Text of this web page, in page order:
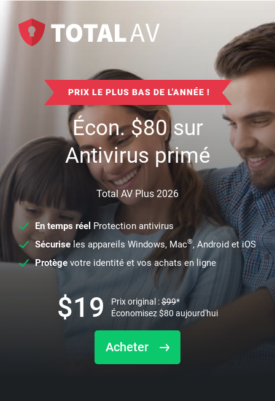
PRIX LE PLUS BAS DE L'ANNÉE !
Écon.$80sur
Antivirus primé
Total AV Plus 2026
En temps réel Protection antivirus
Sécuriseles appareils Windows, Mac®, Android et iOS
Protège votre identité et vos achats en ligne
Acheter
$19 Prix original :$99*
Économisez$80 aujourd'hui